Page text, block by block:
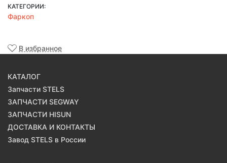
КАТЕГОРИИ:
Фаркоп
В избранное
КАТАЛОГ
Запчасти STELS
ЗАПЧАСТИ SEGWAY
ЗАПЧАСТИ HISUN
ДОСТАВКА И КОНТАКТЫ
Завод STELS в России